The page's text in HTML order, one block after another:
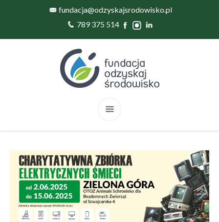
fundacja@odzyskajsrodowisko.pl
789 375 514